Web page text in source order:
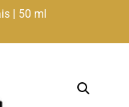
| 50 ml